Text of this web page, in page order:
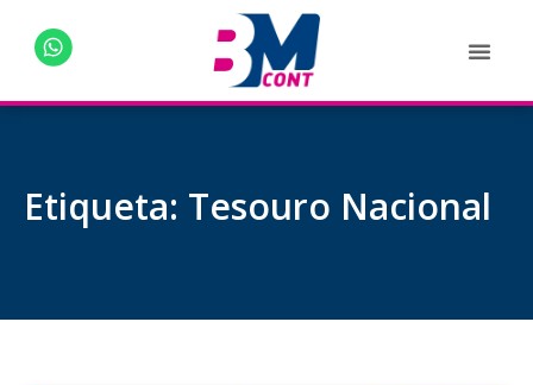
Etiqueta: Tesouro Nacional